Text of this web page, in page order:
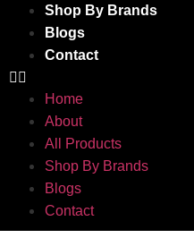
Shop By Brands
Blogs
Contact
Home
About
All Products
Shop By Brands
Blogs
Contact